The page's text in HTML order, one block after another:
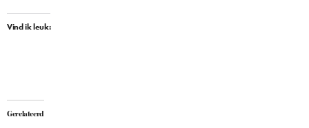
Vind ik leuk:
Gerelateerd